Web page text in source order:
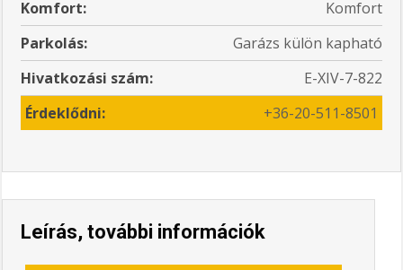
Komfort:
Komfort
Parkolás:
Garázs külön kapható
Hivatkozási szám:
E-XIV-7-822
Érdeklődni:
+36-20-511-8501
Leírás, további információk